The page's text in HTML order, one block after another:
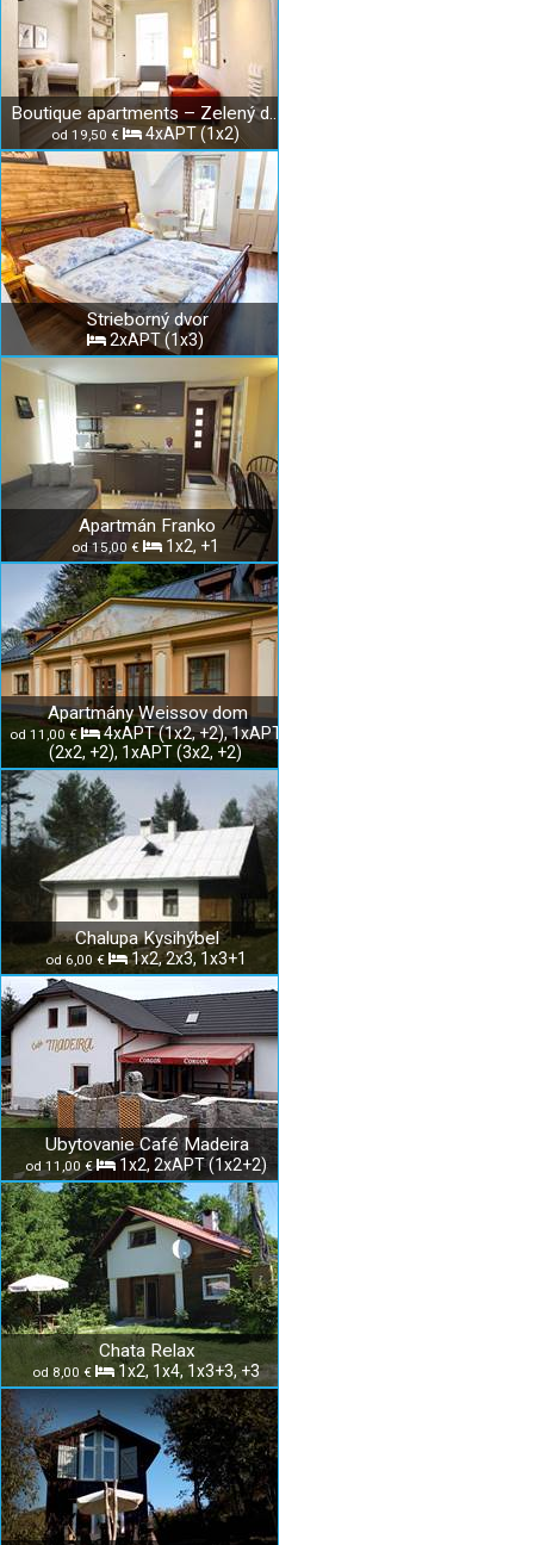
Boutique apartments – Zelený dom
od 19,50 € 4xAPT (1x2)
Strieborný dvor
2xAPT (1x3)
Apartmán Franko
od 15,00 € 1x2, +1
Apartmány Weissov dom
od 11,00 €
4xAPT (1x2, +2), 1xAPT
(2x2, +2), 1xAPT (3x2, +2)
Chalupa Kysihýbel
od 6,00 € 1x2, 2x3, 1x3+1
Ubytovanie Café Madeira
od 11,00 € 1x2, 2xAPT (1x2+2)
Chata Relax
od 8,00 € 1x2, 1x4, 1x3+3, +3